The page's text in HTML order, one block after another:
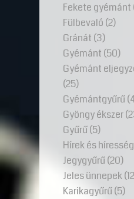
Fekete gyémánt
Fülbevaló (2)
Gránát (3)
Gyémánt (50)
Gyémánt
(25)
Gyémántgyűrű
Gyöngy ékszer
Gyűrű(5)
Hírek és
Jegygyűrű(20)
Jeles ünnepek
Karikagyűrű(5)